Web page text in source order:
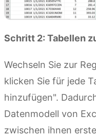
Schritt 2: Tabellen
Wechseln Sie zur
klicken Sie für jede
hinzufügen".
Datenmodell von
zwischen ihnen